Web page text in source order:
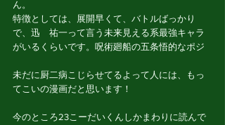
ん。
特徴としては、展開早くて、バトルばっかり
で、迅　祐一って言う未来見える系最強キャラ
がいるくらいです。呪術廻船の五条悟的なポジ
未だに厨二病こじらせてるよって人には、もっ
てこいの漫画だと思います！
今のところ23こーだいくんしかまわりに読んで